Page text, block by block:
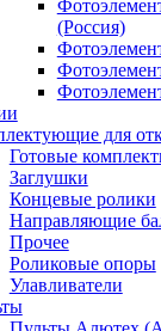
(Россия)
для
Готовые
Заглушки
Концевые ролики
Направляющие
Прочее
Роликовые опоры
Улавливатели